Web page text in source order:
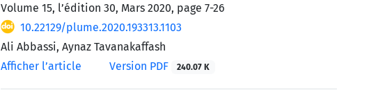
Volume 15, l’édition 30, Mars 2020, page 7-26
10.22129/plume.2020.193313.1103
Ali Abbassi, Aynaz Tavanakaffash
Afficher l’article
Version PDF 240.07 K